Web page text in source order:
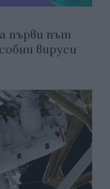
първи път
вируси